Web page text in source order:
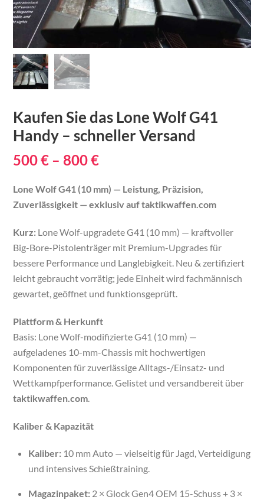
Kaufen Sie das Lone Wolf G41
Handy – schneller Versand
500€ – 800€Price
range:
500 €
800 €
Lone Wolf G41 (10 mm) — Leistung, Präzision,
Zuverlässigkeit — exklusiv auf taktikwaffen.com
Kurz: Lone Wolf-upgradete G41 (10 mm) — kraftvoller
Big-Bore-Pistolenträger mit Premium-Upgrades für
bessere Performance und Langlebigkeit. Neu & zertifiziert
leicht gebraucht vorrätig; jede Einheit wird fachmännisch
gewartet, geöffnet und funktionsgeprüft.
Plattform & Herkunft
Basis: Lone Wolf-modifizierte G41 (10 mm) —
aufgeladenes 10-mm-Chassis mit hochwertigen
Komponenten für zuverlässige Alltags-/Einsatz- und
Wettkampfperformance. Gelistet und versandbereit über
taktikwaffen.com.
Kaliber & Kapazität
Kaliber: 10 mm Auto — vielseitig für Jagd, Verteidigung
und intensives Schießtraining.
Magazinpaket: 2 × Glock Gen4 OEM 15-Schuss + 3 ×